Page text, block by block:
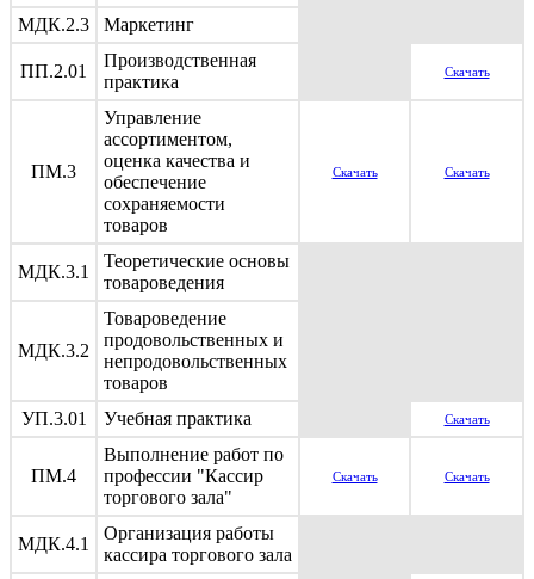
МДК.2.3
Маркетинг
ПП.2.01
Производственная
практика
Скачать
ПМ.3
Управление
ассортиментом,
оценка качества и
обеспечение
сохраняемости
товаров
Скачать Скачать
МДК.3.1
Теоретические основы
товароведения
МДК.3.2
Товароведение
продовольственных и
непродовольственных
товаров
УП.3.01
Учебная практика Скачать
ПМ.4
Выполнение работ по
профессии "Кассир
торгового зала"
Скачать Скачать
МДК.4.1
Организация работы
кассира торгового зала